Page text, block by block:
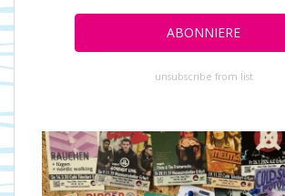
unsubscribe from list